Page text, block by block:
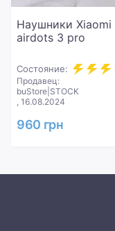
Наушники Xiaomi
airdots 3 pro
Состояние:
Продавец:
buStore|STOCK
, 16.08.2024
960 грн